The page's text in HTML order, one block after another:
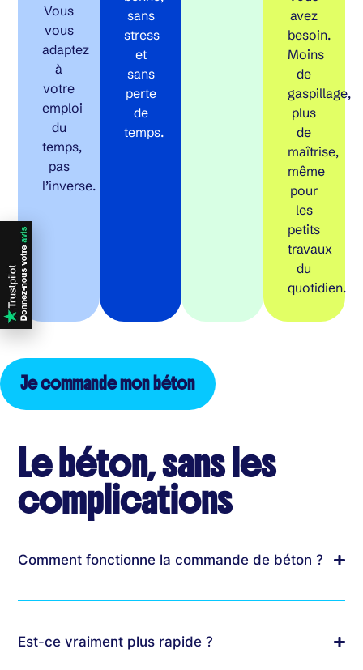
Vous
vous
adaptez
à
votre
emploi
du
temps,
pas
l’inverse.
sans
stress
et
sans
perte
de
temps.
avez
besoin.
Moins
de
gaspillage,
plus
de
maîtrise,
même
pour
les
petits
travaux
du
quotidien.
Je commande mon béton
Le béton, sans les
complications
Comment fonctionne la commande de béton ?
Est-ce vraiment plus rapide ?